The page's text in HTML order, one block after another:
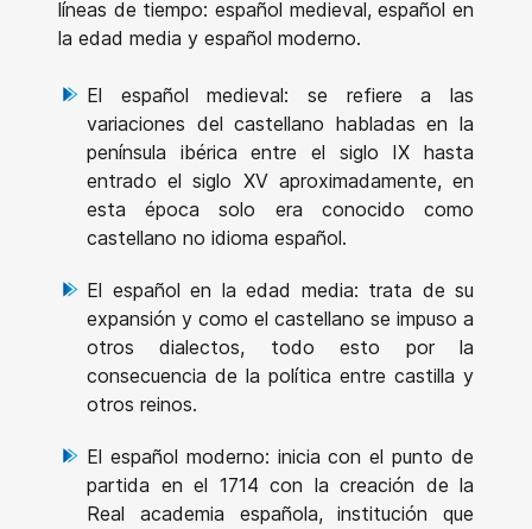
líneas de tiempo: español medieval, español en
la edad media y español moderno.
El español medieval: se refiere a las
variaciones del castellano habladas en la
península ibérica entre el siglo IX hasta
entrado el siglo XV aproximadamente, en
esta época solo era conocido como
castellano no idioma español.
El español en la edad media: trata de su
expansión y como el castellano se impuso a
otros dialectos, todo esto por la
consecuencia de la política entre castilla y
otros reinos.
El español moderno: inicia con el punto de
partida en el 1714 con la creación de la
Real academia española, institución que